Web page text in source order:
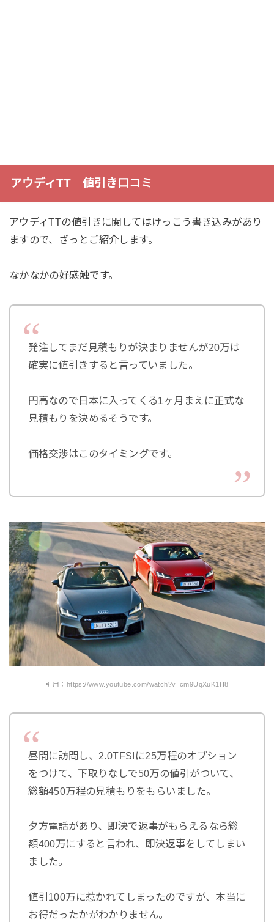
アウディTT 値引き口コミ
アウディTTの値引きに関してはけっこう書き込みがあり
ますので、ざっとご紹介します。
なかなかの好感触です。
発注してまだ見積もりが決まりませんが20万は
確実に値引きすると言っていました。
円高なので日本に入ってくる1ヶ月まえに正式な
見積もりを決めるそうです。
価格交渉はこのタイミングです。
引用：https://www.youtube.com/watch?v=cm9UqXuK1H8
昼間に訪問し、2.0TFSIに25万程のオプション
をつけて、下取りなしで50万の値引がついて、
総額450万程の見積もりをもらいました。
夕方電話があり、即決で返事がもらえるなら総
額400万にすると言われ、即決返事をしてしまい
ました。
値引100万に惹かれてしまったのですが、本当に
お得だったかがわかりません。